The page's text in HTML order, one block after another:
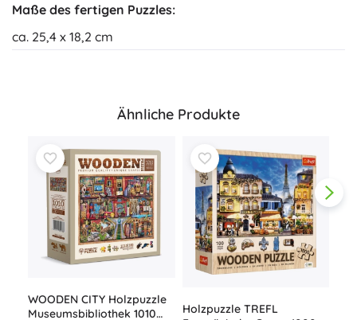
Maße des fertigen Puzzles:
ca. 25,4 x 18,2 cm
Ähnliche Produkte
WOODEN CITY Holzpuzzle
Museumsbibliothek 1010
Holzpuzzle TREFL